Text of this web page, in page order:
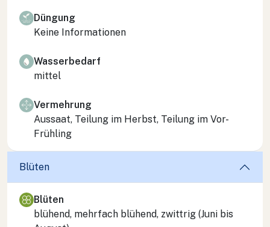
Düngung
Keine Informationen
Wasserbedarf
mittel
Vermehrung
Aussaat, Teilung im Herbst, Teilung im Vor-
Frühling
Blüten
Blüten
blühend, mehrfach blühend, zwittrig (Juni bis